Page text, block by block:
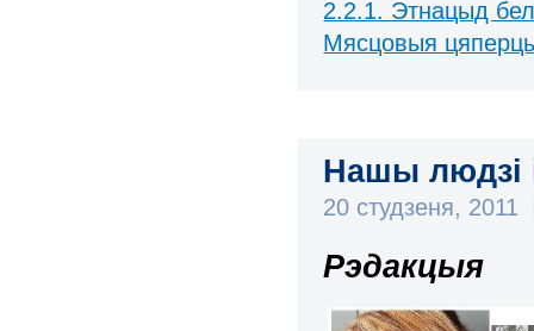
2.2.1. Этнацыд
Мясцовыя
Нашы людзі
20 студзеня, 2011
Рэдакцыя